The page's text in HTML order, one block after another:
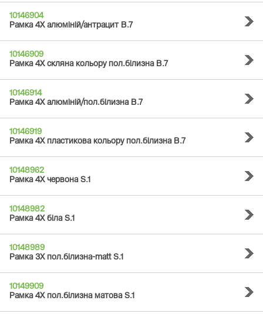
10146904
Рамка 4Х алюміній/антрацит B.7
10146909
Рамка 4Х скляна кольору пол.білизна B.7
10146914
Рамка 4Х алюміній/пол.білизна B.7
10146919
Рамка 4Х пластикова кольору пол.білизна B.7
10148962
Рамка 4Х червона S.1
10148982
Рамка 4Х біла S.1
10148989
Рамка 3Х пол.білизна-matt S.1
10149909
Рамка 4Х пол.білизна матова S.1